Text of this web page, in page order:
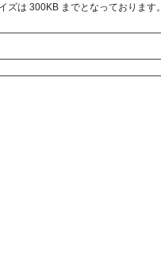
ズは 300KB までとなっております。